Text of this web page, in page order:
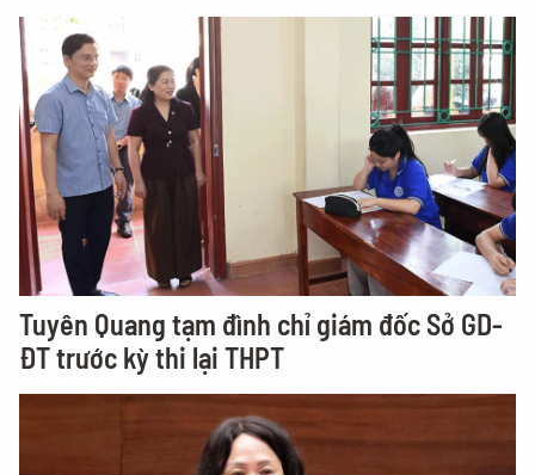
Tuyên Quang tạm đình chỉ giám đốc Sở GD-
ĐT trước kỳ thi lại THPT